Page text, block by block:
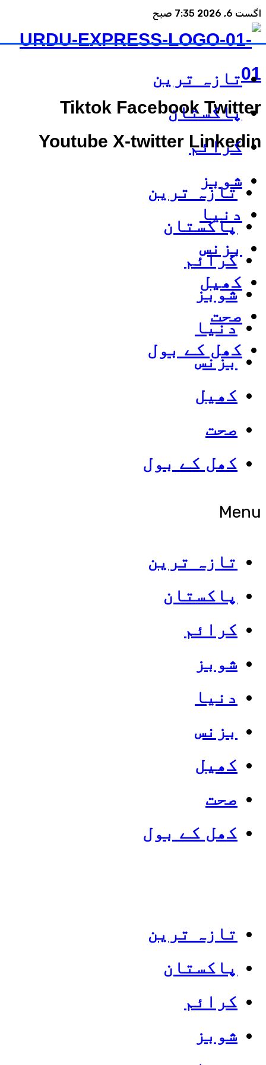
اگست 6, 2026 7:35 صبح
Tiktok Facebook Twitter
Youtube X-twitter Linkedin
تازہ ترین
پاکستان
کرائم
شوبز
دنیا
بزنس
کھیل
صحت
کھل کے بول
Menu
تازہ ترین
پاکستان
کرائم
شوبز
دنیا
بزنس
کھیل
صحت
کھل کے بول
تازہ ترین
پاکستان
کرائم
شوبز
تازہ ترین
پاکستان
کرائم
شوبز
دنیا
بزنس
کھیل
صحت
کھل کے بول
Categories
Top News